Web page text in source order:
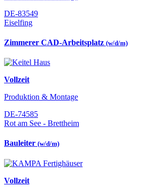
DE-83549
Eiselfing
Zimmerer CAD-Arbeitsplatz (w/d/m)
Vollzeit
Produktion & Montage
DE-74585
Rot am See - Brettheim
Bauleiter (w/d/m)
Vollzeit